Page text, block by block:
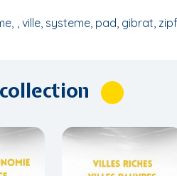
, ville, systeme, pad, gibrat,